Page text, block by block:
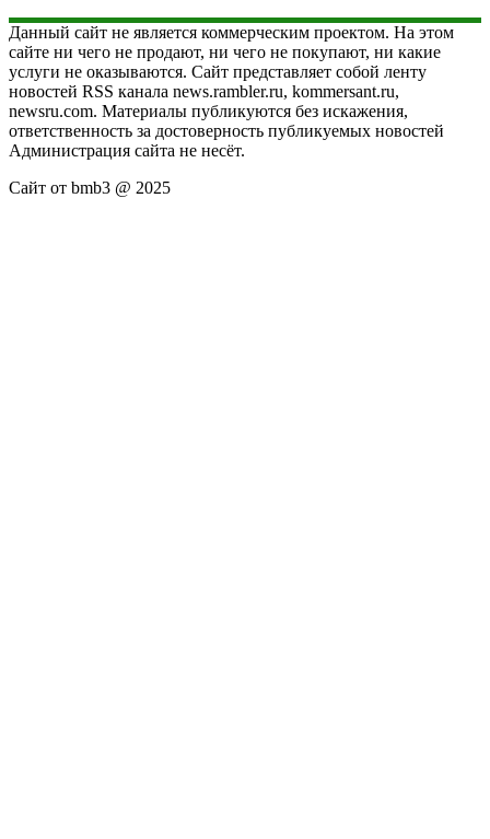
Данный сайт не является коммерческим проектом. На этом
сайте ни чего не продают, ни чего не покупают, ни какие
услуги не оказываются. Сайт представляет собой ленту
новостей RSS канала news.rambler.ru, kommersant.ru,
newsru.com. Материалы публикуются без искажения,
ответственность за достоверность публикуемых новостей
Администрация сайта не несёт.
Сайт от bmb3 @ 2025